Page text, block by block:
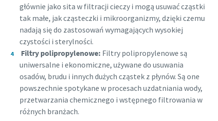
Wszystko, co musisz wiedzieć o procesie
transportu pneumatycznego
głównie jako sita w filtracji cieczy i mogą usuwać cząstki
tak małe, jak cząsteczki i mikroorganizmy, dzięki czemu
nadają się do zastosowań wymagających wysokiej
czystości i sterylności.
Filtry polipropylenowe: Filtry polipropylenowe są
uniwersalne i ekonomiczne, używane do usuwania
osadów, brudu i innych dużych cząstek z płynów. Są one
powszechnie spotykane w procesach uzdatniania wody,
przetwarzania chemicznego i wstępnego filtrowania w
różnych branżach.